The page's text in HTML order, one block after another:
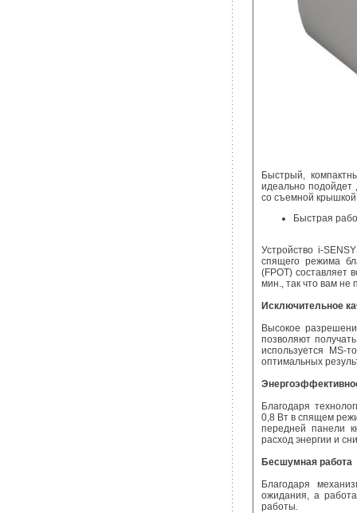
Быстрый,
идеально
со съемной
Быстрая
Устройство i-
спящего режима
(FPOT) составляет
мин., так что вам не
Исключительное
Высокое
позволяют
используется MS-
оптимальных
Благодаря
0,8 Вт в спящем
передней панели
расход энергии и
Бесшумная работа
Благодаря
ожидания, а
работы.